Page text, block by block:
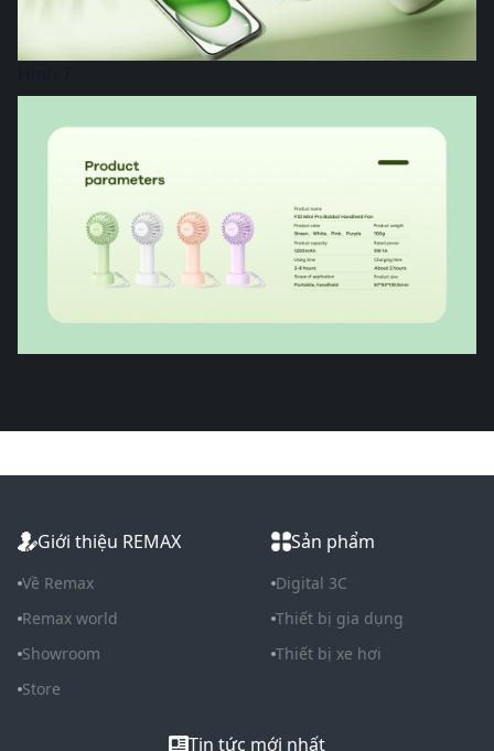
Giới thiệu REMAX
Về Remax
Remax world
Showroom
Store
Sản phẩm
Digital 3C
Thiết bị gia dụng
Thiết bị xe hơi
Tin tức mới nhất